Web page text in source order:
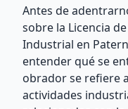
Antes de
sobre la Licencia
Industrial en
entender qué se
obrador se refiere
actividades